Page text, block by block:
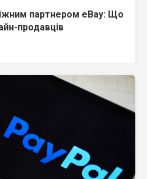
партнером eBay: Що
продавців